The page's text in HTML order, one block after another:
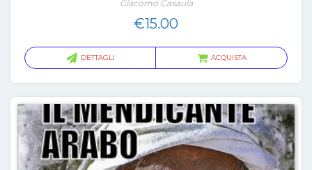
Giacomo Casaula
€15.00
DETTAGLI ACQUISTA